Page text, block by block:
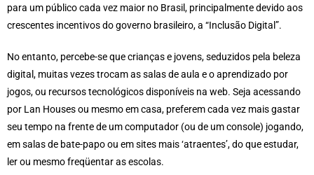
para um público cada vez maior no Brasil, principalmente devido aos
crescentes incentivos do governo brasileiro, a “Inclusão Digital”.
No entanto, percebe-se que crianças e jovens, seduzidos pela beleza
digital, muitas vezes trocam as salas de aula e o aprendizado por
jogos, ou recursos tecnológicos disponíveis na web. Seja acessando
por Lan Houses ou mesmo em casa, preferem cada vez mais gastar
seu tempo na frente de um computador (ou de um console) jogando,
em salas de bate-papo ou em sites mais ‘atraentes’, do que estudar,
ler ou mesmo freqüentar as escolas.